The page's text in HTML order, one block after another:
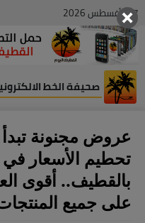
07 , أغسطس 2026
صحيفة الخط
تحطيم الأسعار
بالقطيف.. أقوى
على جميع